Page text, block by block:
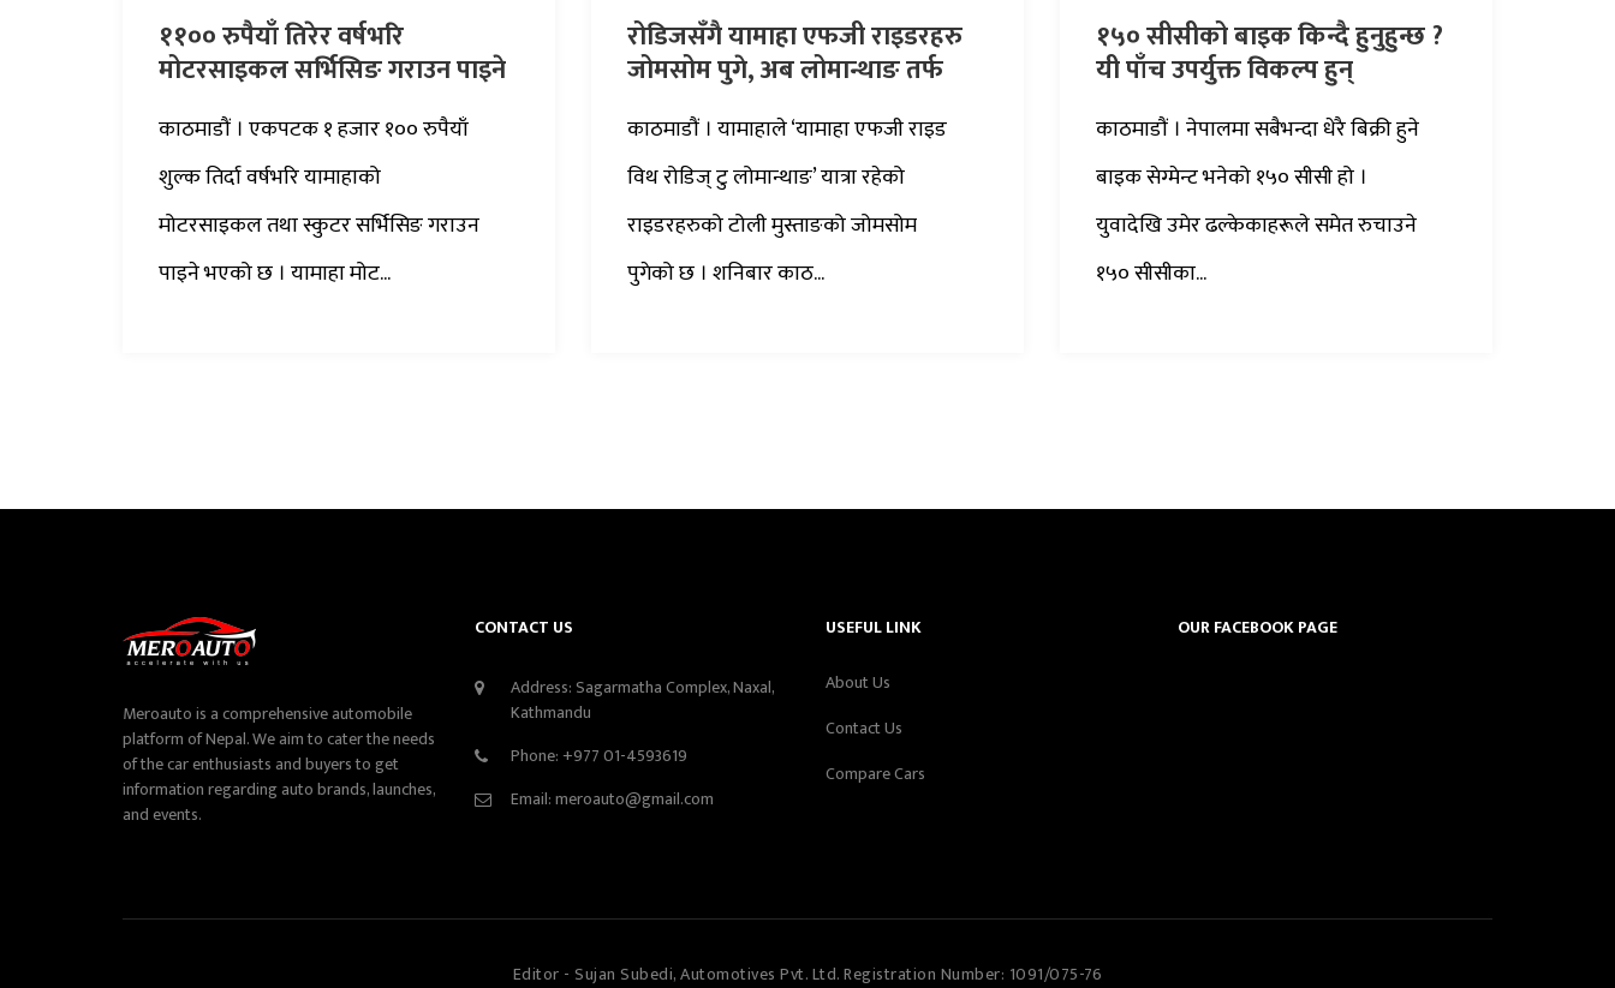
११०० रुपैयाँ तिरेर वर्षभरि
मोटरसाइकल सर्भिसिङ गराउन पाइने
काठमाडौं । एकपटक १ हजार १०० रुपैयाँ
शुल्क तिर्दा वर्षभरि यामाहाको
मोटरसाइकल तथा स्कुटर सर्भिसिङ गराउन
पाइने भएको छ । यामाहा मोट...
रोडिजसँगै यामाहा एफजी राइडरहरु
जोमसोम पुगे, अब लोमान्थाङ तर्फ
काठमाडौं । यामाहाले ‘यामाहा एफजी राइड
विथ रोडिज् टु लोमान्थाङ’ यात्रा रहेको
राइडरहरुको टोली मुस्ताङको जोमसोम
पुगेको छ । शनिबार काठ...
१५० सीसीको बाइक किन्दै हुनुहुन्छ ?
यी पाँच उपर्युक्त विकल्प हुन्
काठमाडौं । नेपालमा सबैभन्दा धेरै बिक्री हुने
बाइक सेग्मेन्ट भनेको १५० सीसी हो ।
युवादेखि उमेर ढल्केकाहरूले समेत रुचाउने
१५० सीसीका...
Meroauto is a comprehensive automobile
platform of Nepal. We aim to cater the needs
of the car enthusiasts and buyers to get
information regarding auto brands, launches,
and events.
CONTACT US
Address: Sagarmatha Complex, Naxal,
Kathmandu
Phone: +977 01-4593619
Email:meroauto@gmail.com
USEFUL LINK
About Us
Contact Us
Compare Cars
OUR FACEBOOK PAGE
Editor - Sujan Subedi, Automotives Pvt. Ltd. Registration Number: 1091/075-76